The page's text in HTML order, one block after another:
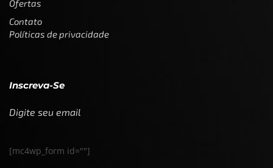
Ofertas
Contato
Políticas de privacidade
Inscreva-Se
Digite seu email
[mc4wp_form id=""]